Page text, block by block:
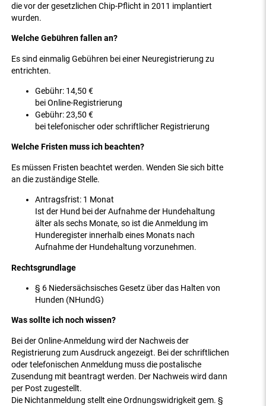
die vor der gesetzlichen Chip-Pflicht in 2011 implantiert
wurden.
Welche Gebühren fallen an?
Es sind einmalig Gebühren bei einer Neuregistrierung zu
entrichten.
Gebühr: 14,50 €
bei Online-Registrierung
Gebühr: 23,50 €
bei telefonischer oder schriftlicher Registrierung
Welche Fristen muss ich beachten?
Es müssen Fristen beachtet werden. Wenden Sie sich bitte
an die zuständige Stelle.
Antragsfrist: 1 Monat
Ist der Hund bei der Aufnahme der Hundehaltung
älter als sechs Monate, so ist die Anmeldung im
Hunderegister innerhalb eines Monats nach
Aufnahme der Hundehaltung vorzunehmen.
Rechtsgrundlage
§ 6 Niedersächsisches Gesetz über das Halten von
Hunden (NHundG)
Was sollte ich noch wissen?
Bei der Online-Anmeldung wird der Nachweis der
Registrierung zum Ausdruck angezeigt. Bei der schriftlichen
oder telefonischen Anmeldung muss die postalische
Zusendung mit beantragt werden. Der Nachweis wird dann
per Post zugestellt.
Die Nichtanmeldung stellt eine Ordnungswidrigkeit gem. §